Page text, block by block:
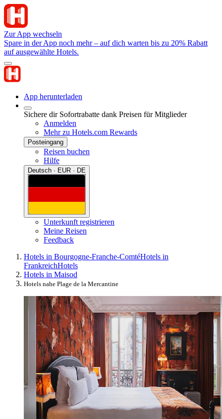
Zur App wechseln
Spare in der App noch mehr – auf dich warten bis zu 20% Rabatt
auf ausgewählte Hotels.
App herunterladen
Sichere dir Sofortrabatte dank Preisen für Mitglieder
Anmelden
Mehr zu Hotels.com Rewards
Posteingang
Reisen buchen
Hilfe
Deutsch · EUR · DE
Unterkunft registrieren
Meine Reisen
Feedback
Hotels in Bourgogne-Franche-ComtéHotels in
FrankreichHotels
Hotels in Maisod
Hotels nahe Plage de la Mercantine